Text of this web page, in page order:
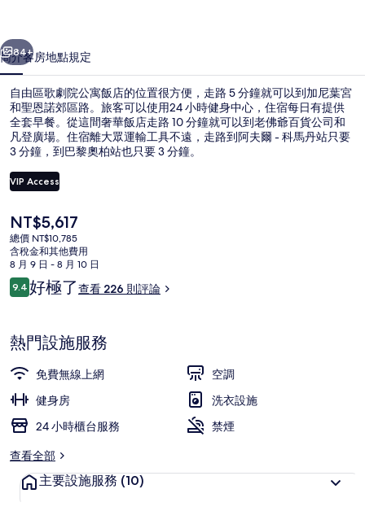
寓
飯
店
的
相
片
個 下一個
84+
簡介客房地點規定
自由區歌劇院公寓飯店的位置很方便，走路 5 分鐘就可以到加尼葉宮
和聖恩諾郊區路。旅客可以使用24 小時健身中心，住宿每日有提供
全套早餐。從這間奢華飯店走路 10 分鐘就可以到老佛爺百貨公司和
凡登廣場。住宿離大眾運輸工具不遠，走路到阿夫爾 - 科馬丹站只要
3 分鐘，到巴黎奧柏站也只要 3 分鐘。
VIP Access
目
前
的
價
格
是
NT$5,617
總價 NT$10,785
含稅金和其他費用
8 月 9 日 - 8 月 10 日
評
論
9.49.4 分，滿分 10 分，
好極了查看 226 則評論
熱門設施服務
免費無線上網
空調
健身房
洗衣設施
24 小時櫃台服務
禁煙
查看全部
主要設施服務 (10)